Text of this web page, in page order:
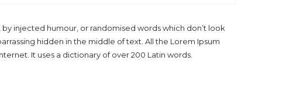
injected humour, or randomised words which don’t look
hidden in the middle of text. All the Lorem Ipsum
It uses a dictionary of over 200 Latin words.